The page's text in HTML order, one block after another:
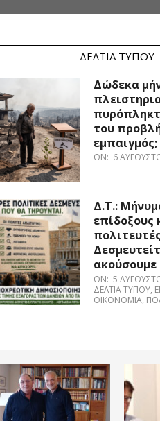
ΔΕΛΤΊΑ ΤΎΠΟΥ
Δώδεκα
του
εμπαιγμός;
ON: 6
Δ.Τ.:
επίδοξους
ακούσουμε
ON: 5
ΔΕΛΤΊΑ ΤΎΠΟΥ,
ΟΙΚΟΝΟΜΊΑ,